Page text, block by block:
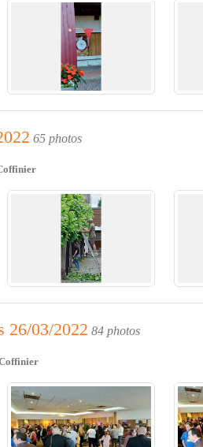
65 photos
26/03/2022 84 photos